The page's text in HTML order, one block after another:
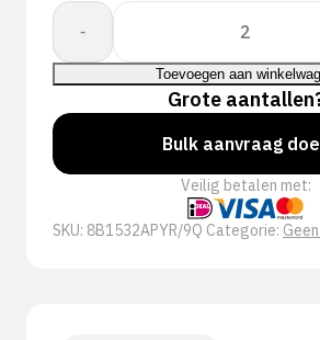
-
GLOVEBOX
8IBUTYL
15ITHU
32ILNG
AMBI
aantal
Toevoegen aan
Grote
Bulk aanvraag
Veilig betalen met:
SKU: 8B1532APYR/9Q Categorie: